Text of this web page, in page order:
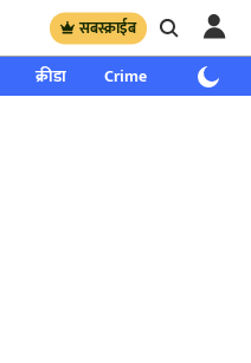
सबस्क्राईब
क्रीडा Crime साप्ताहिक